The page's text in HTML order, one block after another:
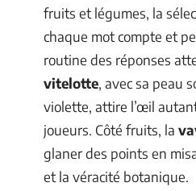
fruits et légumes, la
chaque mot compte et
routine des réponses
vitelotte, avec sa peau
violette, attire l’œil
joueurs. Côté fruits, la
glaner des points en
et la véracité botanique.